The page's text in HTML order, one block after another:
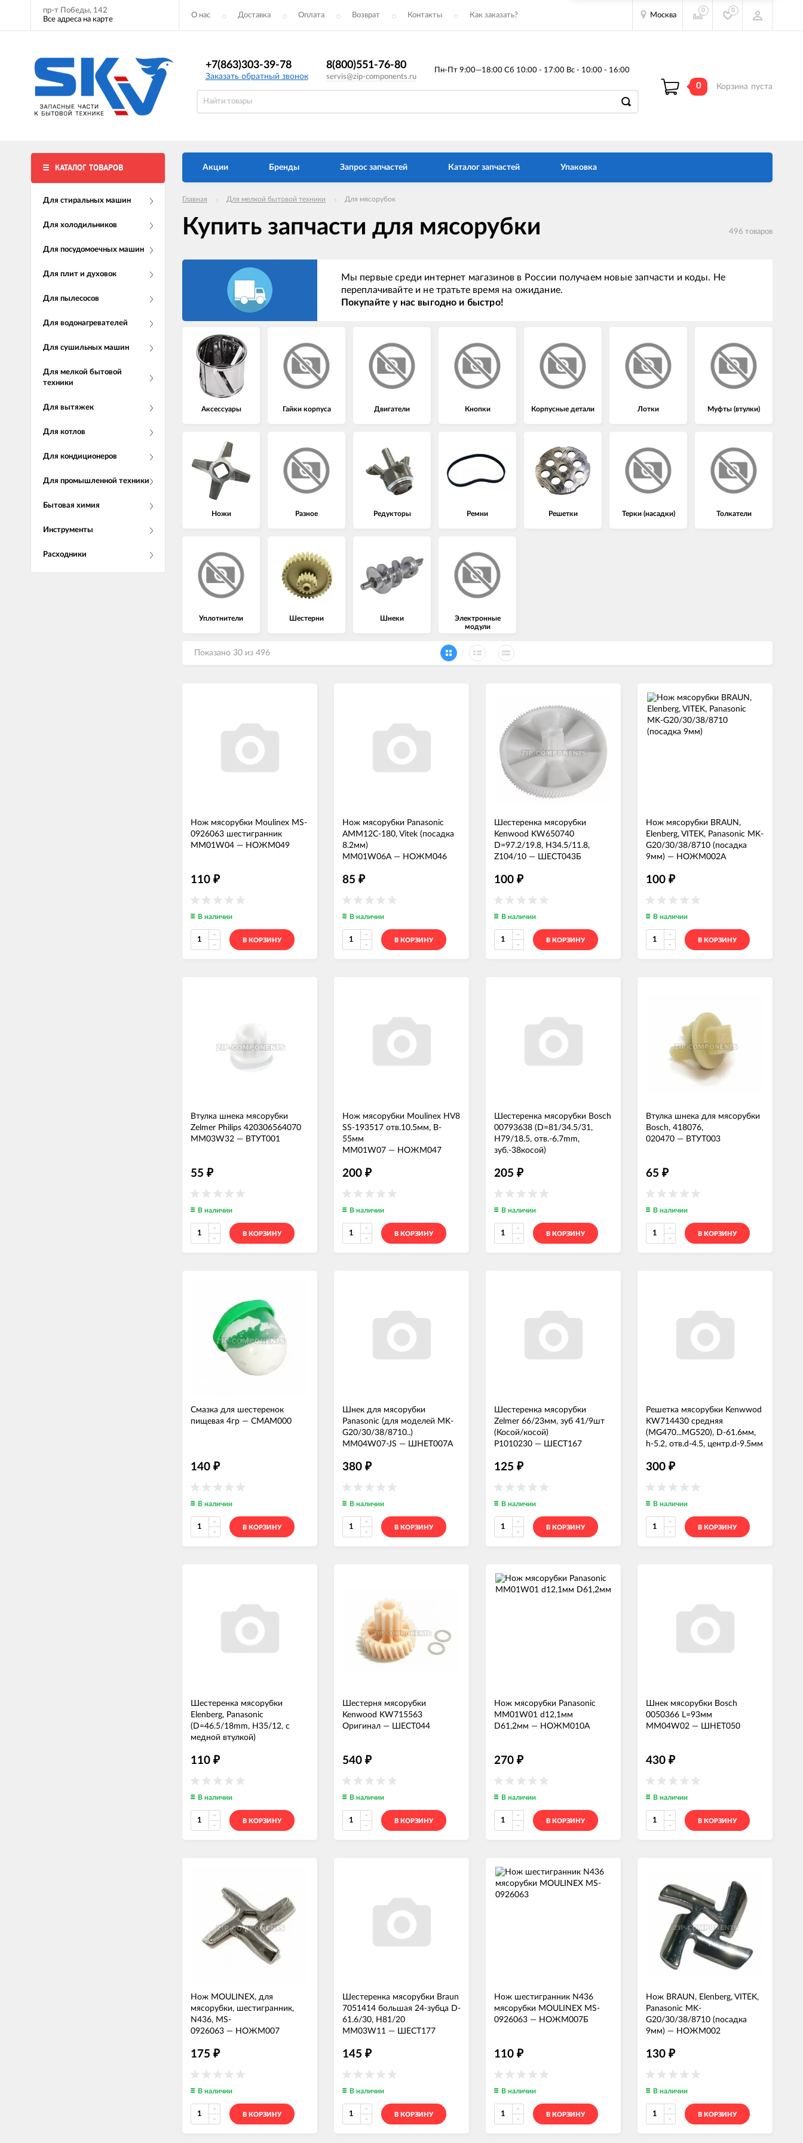
пр-т Победы, 142
Все адреса на карте
О нас Доставка Оплата Возврат Контакты Как заказать? Москва
0 0
+7(863)303-39-78
Заказать обратный звонок
8(800)551-76-80
servis@zip-components.ru
Пн-Пт 9:00—18:00 Сб 10:00 - 17:00 Вс - 10:00 - 16:00
0 Корзина пуста
КАТАЛОГ ТОВАРОВ
Для стиральных машин
Для холодильников
Для посудомоечных машин
Для плит и духовок
Для пылесосов
Для водонагревателей
Для сушильных машин
Для мелкой бытовой
техники
Для вытяжек
Для котлов
Для кондиционеров
Для промышленной техники
Бытовая химия
Инструменты
Расходники
Акции Бренды Запрос запчастей Каталог запчастей Упаковка
Главная Для мелкой бытовой техники Для мясорубок
Купить запчасти для мясорубки 496 товаров
Мы первые среди интернет магазинов в России получаем новые запчасти и коды. Не
переплачивайте и не тратьте время на ожидание.
Покупайте у нас выгодно и быстро!
Аксессуары Гайки корпуса Двигатели Кнопки Корпусные детали Лотки Муфты (втулки)
Ножи Разное Редукторы Ремни Решетки Терки (насадки) Толкатели
Уплотнители Шестерни Шнеки
Электронные
модули
Показано 30 из 496
Нож мясорубки Moulinex MS-
0926063 шестигранник
MM01W04 — НОЖМ049
110 ₽
В наличии
В КОРЗИНУ
Нож мясорубки Panasonic
AMM12C-180, Vitek (посадка
8.2мм)
MM01W06A — НОЖМ046
85 ₽
В наличии
В КОРЗИНУ
Шестеренка мясорубки
Kenwood KW650740
D=97.2/19.8, H34.5/11.8,
Z104/10 — ШЕСТ043Б
100 ₽
В наличии
В КОРЗИНУ
Нож мясорубки BRAUN,
Elenberg, VITEK, Panasonic MK-
G20/30/38/8710 (посадка
9мм) — НОЖМ002А
100 ₽
В наличии
В КОРЗИНУ
Втулка шнека мясорубки
Zelmer Philips 420306564070
MM03W32 — ВТУТ001
55 ₽
В наличии
В КОРЗИНУ
Нож мясорубки Moulinex HV8
SS-193517 отв.10.5мм, B-
55мм
MM01W07 — НОЖМ047
200 ₽
В наличии
В КОРЗИНУ
Шестеренка мясорубки Bosch
00793638 (D=81/34.5/31,
H79/18.5, отв.-6.7mm,
зуб.-38косой)
205 ₽
В наличии
В КОРЗИНУ
Втулка шнека для мясорубки
Bosch, 418076,
020470 — ВТУТ003
65 ₽
В наличии
В КОРЗИНУ
Смазка для шестеренок
пищевая 4гр — СМАМ000
140 ₽
В наличии
В КОРЗИНУ
Шнек для мясорубки
Panasonic (для моделей MK-
G20/30/38/8710..)
MM04W07-JS — ШНЕТ007А
380 ₽
В наличии
В КОРЗИНУ
Шестеренка мясорубки
Zelmer 66/23мм, зуб 41/9шт
(Косой/косой)
P1010230 — ШЕСТ167
125 ₽
В наличии
В КОРЗИНУ
Решетка мясорубки Kenwwod
KW714430 средняя
(MG470...MG520), D-61.6мм,
h-5.2, отв.d-4.5, центр.d-9.5мм
300 ₽
В наличии
В КОРЗИНУ
Шестеренка мясорубки
Elenberg, Panasonic
(D=46.5/18mm, H35/12, с
медной втулкой)
110 ₽
В наличии
В КОРЗИНУ
Шестерня мясорубки
Kenwood KW715563
Оригинал — ШЕСТ044
540 ₽
В наличии
В КОРЗИНУ
Нож мясорубки Panasonic
MM01W01 d12,1мм
D61,2мм — НОЖМ010А
270 ₽
В наличии
В КОРЗИНУ
Шнек мясорубки Bosch
0050366 L=93мм
MM04W02 — ШНЕТ050
430 ₽
В наличии
В КОРЗИНУ
Нож MOULINEX, для
мясорубки, шестигранник,
N436, MS-
0926063 — НОЖМ007
175 ₽
В наличии
В КОРЗИНУ
Шестеренка мясорубки Braun
7051414 большая 24-зубца D-
61.6/30, H81/20
MM03W11
— ШЕСТ177
145 ₽
В наличии
В КОРЗИНУ
Нож шестигранник N436
мясорубки MOULINEX MS-
0926063 — НОЖМ007Б
110 ₽
В наличии
В КОРЗИНУ
Нож BRAUN, Elenberg, VITEK,
Panasonic MK-
G20/30/38/8710 (посадка
9мм) — НОЖМ002
130 ₽
В наличии
В КОРЗИНУ